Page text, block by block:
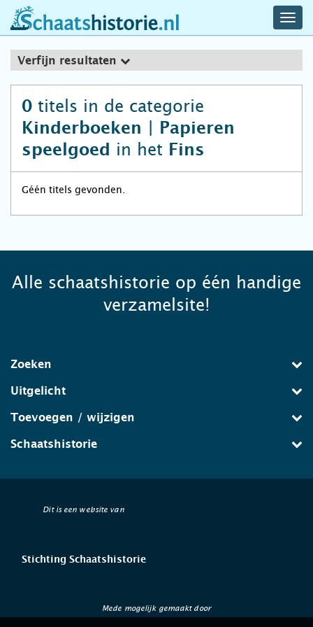
schaatshistorie.nl
Verfijn resultaten
0 titels in de categorie
Kinderboeken | Papieren
speelgoed
in het Fins
Géén titels gevonden.
Alle schaatshistorie op één handige
verzamelsite!
Zoeken
Uitgelicht
Toevoegen / wijzigen
Schaatshistorie
Dit is een website van
Stichting Schaatshistorie
Mede mogelijk gemaakt door